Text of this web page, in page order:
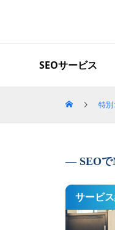
SEOサービス
特別
SEO
サービ